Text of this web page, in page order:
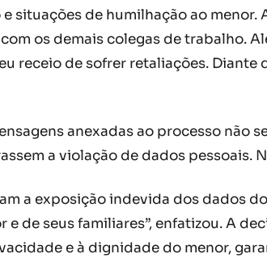
situações de humilhação ao
os demais colegas de trabalho.
receio de sofrer retaliações.
anexadas ao processo
a violação de dados pessoais.
a exposição indevida dos dados
de seus familiares”, enfatizou. A
e à dignidade do menor,